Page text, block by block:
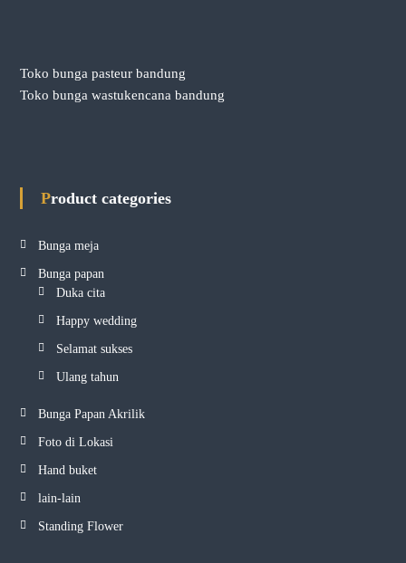
Toko bunga pasteur bandung
Toko bunga wastukencana bandung
Product categories
Bunga meja
Bunga papan
Duka cita
Happy wedding
Selamat sukses
Ulang tahun
Bunga Papan Akrilik
Foto di Lokasi
Hand buket
lain-lain
Standing Flower